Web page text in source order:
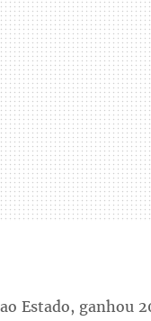
Estado, ganhou